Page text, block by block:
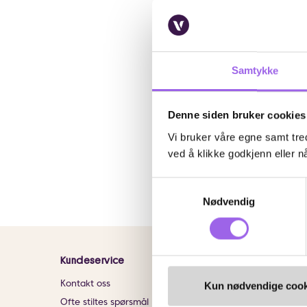
Samtykke
Denne siden bruker cookies
Vi bruker våre egne samt
ved å klikke godkjenn eller
Nødvendig
Kun nødvendige
Beter
Beter
På lager i 117
69,-69 NOK
Kundeservice
Kontakt oss
Ofte stiltes spørsmål
Om VITA